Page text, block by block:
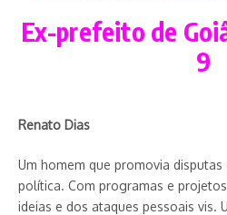
Ex-prefeito de
9
Renato Dias
Um homem que promovia disputas
política. Com programas e
ideias e dos ataques pessoais vis.